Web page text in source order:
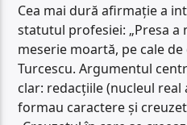
Cea mai dură afirmație a
statutul profesiei: „Presa a
meserie moartă, pe cale
Turcescu. Argumentul
clar: redacțiile (nucleul real
formau caractere și